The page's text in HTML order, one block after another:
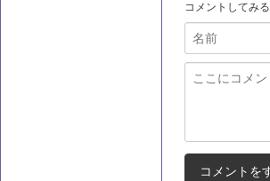
コメントしてみる